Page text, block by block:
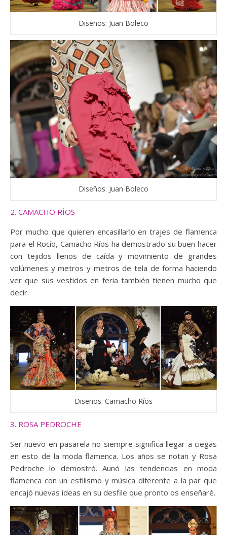
Diseños: Juan Boleco
Diseños: Juan Boleco
2. CAMACHO RÍOS
Por mucho que quieren encasillarlo en trajes de flamenca
para el Rocío, Camacho Ríos ha demostrado su buen hacer
con tejidos llenos de caída y movimiento de grandes
volúmenes y metros y metros de tela de forma haciendo
ver que sus vestidos en feria también tienen mucho que
decir.
Diseños: Camacho Ríos
3. ROSA PEDROCHE
Ser nuevo en pasarela no siempre significa llegar a ciegas
en esto de la moda flamenca. Los años se notan y Rosa
Pedroche lo demostró. Aunó las tendencias en moda
flamenca con un estilismo y música diferente a la par que
encajó nuevas ideas en su desfile que pronto os enseñaré.